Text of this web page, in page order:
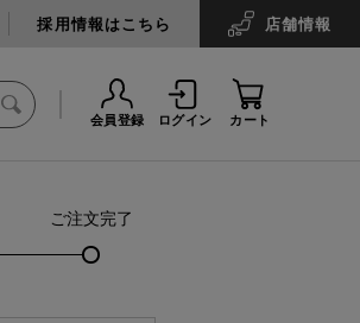
採用情報はこちら 店舗情報
会員登録 ログイン カート
ご注文完了